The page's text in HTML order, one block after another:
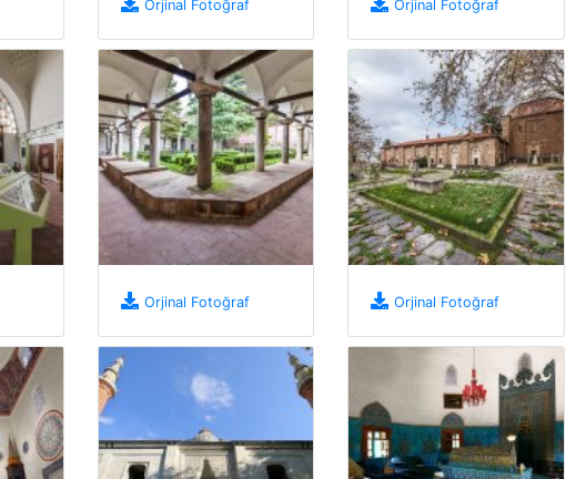
Orjinal Fotoğraf Orjinal Fotoğraf
Orjinal Fotoğraf Orjinal Fotoğraf